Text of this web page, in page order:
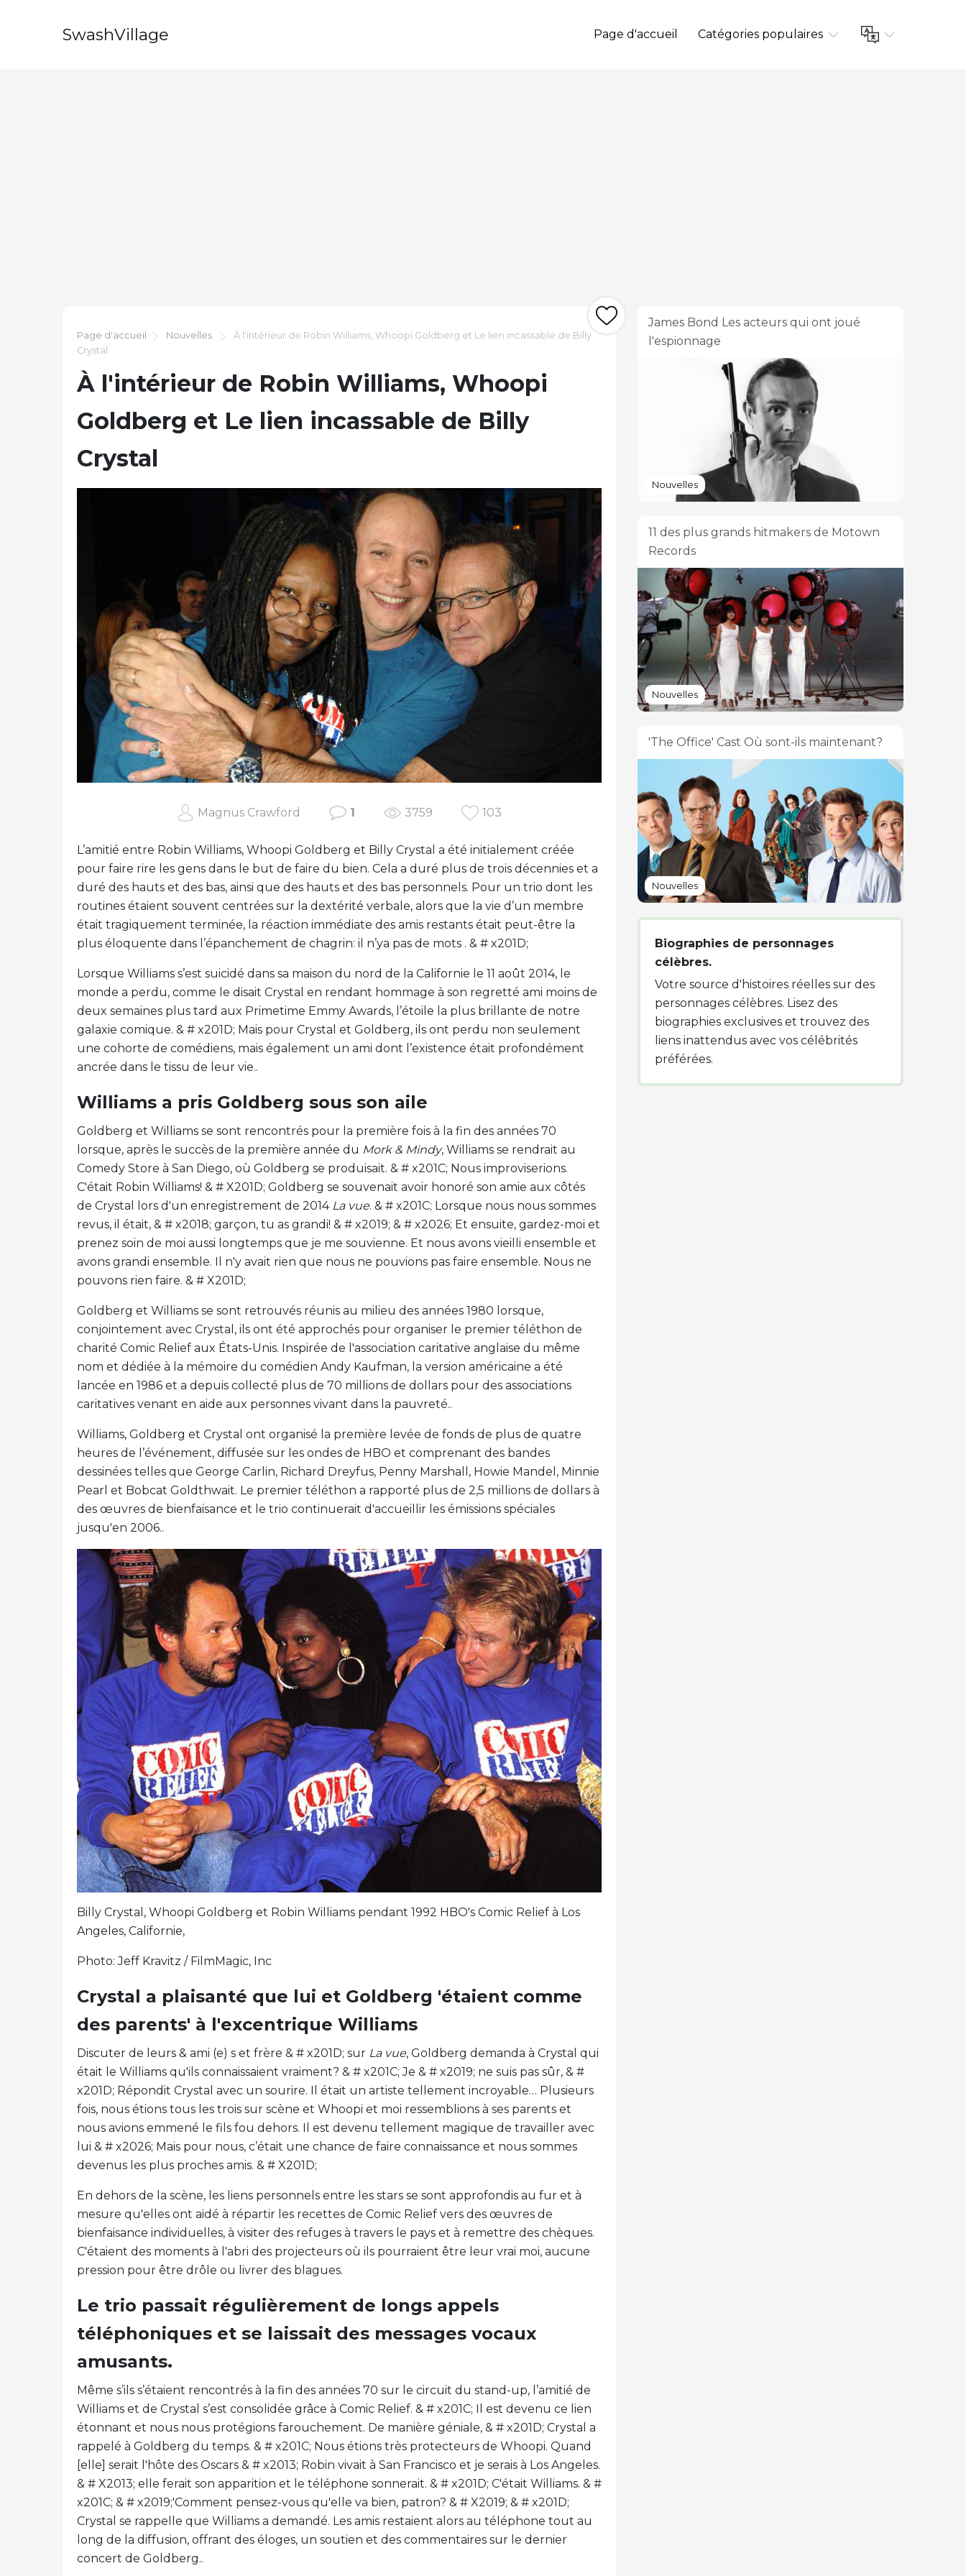
SwashVillage Page d'accueil Catégories populaires
Page d'accueil Nouvelles
À l'intérieur de Robin Williams, Whoopi Goldberg et Le lien incassable de Billy
Crystal
À l'intérieur de Robin Williams, Whoopi
Goldberg et Le lien incassable de Billy
Crystal
Magnus Crawford 1 3759 103
L’amitié entre Robin Williams, Whoopi Goldberg et Billy Crystal a été initialement créée
pour faire rire les gens dans le but de faire du bien. Cela a duré plus de trois décennies et a
duré des hauts et des bas, ainsi que des hauts et des bas personnels. Pour un trio dont les
routines étaient souvent centrées sur la dextérité verbale, alors que la vie d’un membre
était tragiquement terminée, la réaction immédiate des amis restants était peut-être la
plus éloquente dans l’épanchement de chagrin: il n’ya pas de mots . & # x201D;
Lorsque Williams s’est suicidé dans sa maison du nord de la Californie le 11 août 2014, le
monde a perdu, comme le disait Crystal en rendant hommage à son regretté ami moins de
deux semaines plus tard aux Primetime Emmy Awards, l’étoile la plus brillante de notre
galaxie comique. & # x201D; Mais pour Crystal et Goldberg, ils ont perdu non seulement
une cohorte de comédiens, mais également un ami dont l’existence était profondément
ancrée dans le tissu de leur vie..
Williams a pris Goldberg sous son aile
Goldberg et Williams se sont rencontrés pour la première fois à la fin des années 70
lorsque, après le succès de la première année du Mork & Mindy, Williams se rendrait au
Comedy Store à San Diego, où Goldberg se produisait. & # x201C; Nous improviserions.
C'était Robin Williams! & # X201D; Goldberg se souvenait avoir honoré son amie aux côtés
de Crystal lors d'un enregistrement de 2014 La vue. & # x201C; Lorsque nous nous sommes
revus, il était, & # x2018; garçon, tu as grandi! & # x2019; & # x2026; Et ensuite, gardez-moi et
prenez soin de moi aussi longtemps que je me souvienne. Et nous avons vieilli ensemble et
avons grandi ensemble. Il n'y avait rien que nous ne pouvions pas faire ensemble. Nous ne
pouvons rien faire. & # X201D;
Goldberg et Williams se sont retrouvés réunis au milieu des années 1980 lorsque,
conjointement avec Crystal, ils ont été approchés pour organiser le premier téléthon de
charité Comic Relief aux États-Unis. Inspirée de l'association caritative anglaise du même
nom et dédiée à la mémoire du comédien Andy Kaufman, la version américaine a été
lancée en 1986 et a depuis collecté plus de 70 millions de dollars pour des associations
caritatives venant en aide aux personnes vivant dans la pauvreté..
Williams, Goldberg et Crystal ont organisé la première levée de fonds de plus de quatre
heures de l’événement, diffusée sur les ondes de HBO et comprenant des bandes
dessinées telles que George Carlin, Richard Dreyfus, Penny Marshall, Howie Mandel, Minnie
Pearl et Bobcat Goldthwait. Le premier téléthon a rapporté plus de 2,5 millions de dollars à
des œuvres de bienfaisance et le trio continuerait d'accueillir les émissions spéciales
jusqu'en 2006..
Billy Crystal, Whoopi Goldberg et Robin Williams pendant 1992 HBO's Comic Relief à Los
Angeles, Californie,
Photo: Jeff Kravitz / FilmMagic, Inc
Crystal a plaisanté que lui et Goldberg 'étaient comme
des parents' à l'excentrique Williams
Discuter de leurs & ami (e) s et frère & # x201D; sur La vue, Goldberg demanda à Crystal qui
était le Williams qu'ils connaissaient vraiment? & # x201C; Je & # x2019; ne suis pas sûr, & #
x201D; Répondit Crystal avec un sourire. Il était un artiste tellement incroyable… Plusieurs
fois, nous étions tous les trois sur scène et Whoopi et moi ressemblions à ses parents et
nous avions emmené le fils fou dehors. Il est devenu tellement magique de travailler avec
lui & # x2026; Mais pour nous, c’était une chance de faire connaissance et nous sommes
devenus les plus proches amis. & # X201D;
En dehors de la scène, les liens personnels entre les stars se sont approfondis au fur et à
mesure qu'elles ont aidé à répartir les recettes de Comic Relief vers des œuvres de
bienfaisance individuelles, à visiter des refuges à travers le pays et à remettre des chèques.
C'étaient des moments à l'abri des projecteurs où ils pourraient être leur vrai moi, aucune
pression pour être drôle ou livrer des blagues.
Le trio passait régulièrement de longs appels
téléphoniques et se laissait des messages vocaux
amusants.
Même s’ils s’étaient rencontrés à la fin des années 70 sur le circuit du stand-up, l’amitié de
Williams et de Crystal s’est consolidée grâce à Comic Relief. & # x201C; Il est devenu ce lien
étonnant et nous nous protégions farouchement. De manière géniale, & # x201D; Crystal a
rappelé à Goldberg du temps. & # x201C; Nous étions très protecteurs de Whoopi. Quand
[elle] serait l'hôte des Oscars & # x2013; Robin vivait à San Francisco et je serais à Los Angeles.
& # X2013; elle ferait son apparition et le téléphone sonnerait. & # x201D; C'était Williams. & #
x201C; & # x2019;'Comment pensez-vous qu'elle va bien, patron? & # X2019; & # x201D;
Crystal se rappelle que Williams a demandé. Les amis restaient alors au téléphone tout au
long de la diffusion, offrant des éloges, un soutien et des commentaires sur le dernier
concert de Goldberg..
James Bond Les acteurs qui ont joué
l'espionnage
Nouvelles
11 des plus grands hitmakers de Motown
Records
Nouvelles
'The Office' Cast Où sont-ils maintenant?
Nouvelles
Biographies de personnages
célèbres.
Votre source d'histoires réelles sur des
personnages célèbres. Lisez des
biographies exclusives et trouvez des
liens inattendus avec vos célébrités
préférées.